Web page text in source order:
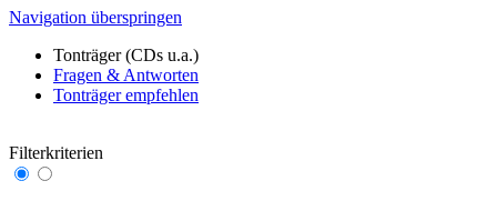
Navigation überspringen
Tonträger (CDs u.a.)
Fragen & Antworten
Tonträger empfehlen
Filterkriterien